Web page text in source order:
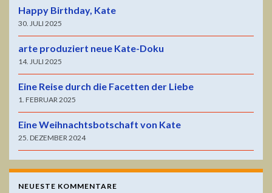
Happy Birthday, Kate
30. JULI 2025
arte produziert neue Kate-Doku
14. JULI 2025
Eine Reise durch die Facetten der Liebe
1. FEBRUAR 2025
Eine Weihnachtsbotschaft von Kate
25. DEZEMBER 2024
NEUESTE KOMMENTARE